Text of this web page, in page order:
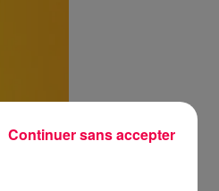
Continuer sans accepter